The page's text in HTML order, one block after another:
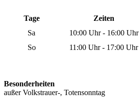
Tage
Zeiten
Sa
10:00 Uhr - 16:00 Uhr
So
11:00 Uhr - 17:00 Uhr
Besonderheiten
außer Volkstrauer-, Totensonntag